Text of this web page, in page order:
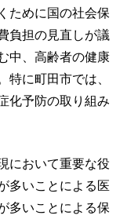
ために国の社会保
負担の見直しが議
中、高齢者の健康
に町田市では、
化予防の取り組み
において重要な役
多いことによる医
多いことによる保